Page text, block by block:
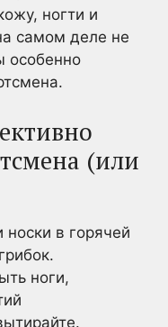
ногти и
самом деле не
особенно
(или
в горячей
ноги,